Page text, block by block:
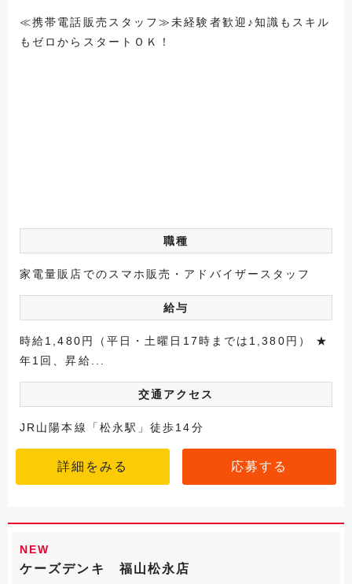
≪携帯電話販売スタッフ≫未経験者歓迎♪知識もスキル
もゼロからスタートＯＫ！
職種
家電量販店でのスマホ販売・アドバイザースタッフ
給与
時給1,480円（平日・土曜日17時までは1,380円） ★
年1回、昇給...
交通アクセス
JR山陽本線「松永駅」徒歩14分
詳細をみる 応募する
NEW
ケーズデンキ 福山松永店